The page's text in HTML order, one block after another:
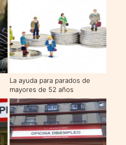
La ayuda para parados de
mayores de 52 años